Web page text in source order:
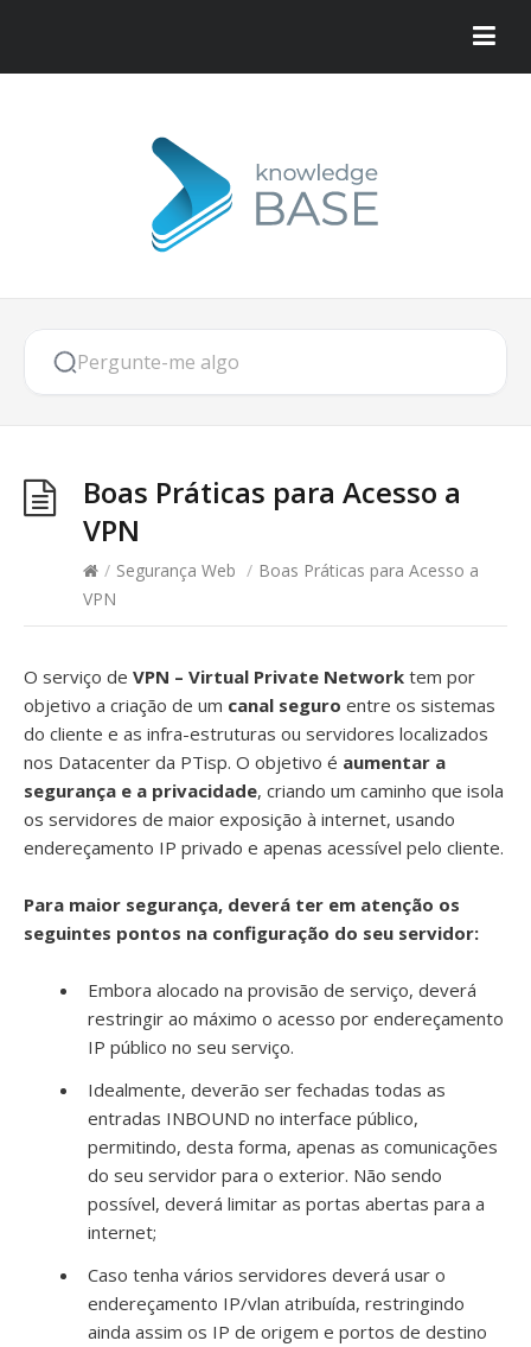
Boas Práticas para Acesso a
VPN
/ Segurança Web / Boas Práticas para Acesso a
VPN
O serviço de VPN – Virtual Private Network tem por
objetivo a criação de um canal seguro entre os sistemas
do cliente e as infra-estruturas ou servidores localizados
nos Datacenter da PTisp. O objetivo é aumentar a
segurança e a privacidade, criando um caminho que isola
os servidores de maior exposição à internet, usando
endereçamento IP privado e apenas acessível pelo cliente.
Para maior segurança, deverá ter em atenção os
seguintes pontos na configuração do seu servidor:
Embora alocado na provisão de serviço, deverá
restringir ao máximo o acesso por endereçamento
IP público no seu serviço.
Idealmente, deverão ser fechadas todas as
entradas INBOUND no interface público,
permitindo, desta forma, apenas as comunicações
do seu servidor para o exterior. Não sendo
possível, deverá limitar as portas abertas para a
internet;
Caso tenha vários servidores deverá usar o
endereçamento IP/vlan atribuída, restringindo
ainda assim os IP de origem e portos de destino